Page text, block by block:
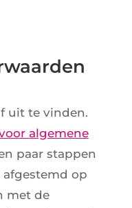
uit te vinden.
algemene
paar stappen
op
met de